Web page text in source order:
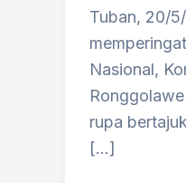
Tuban, 20/
Nasional,
rupa
[…]